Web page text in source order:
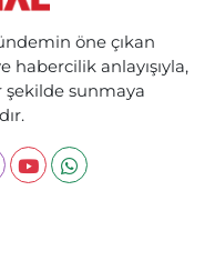
öne çıkan
habercilik anlayışıyla,
şekilde sunmaya